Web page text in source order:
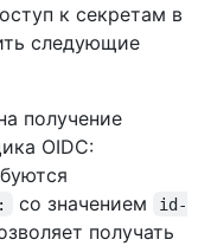
к секретам в
следующие
получение
OIDC:
со значением
id-
получать